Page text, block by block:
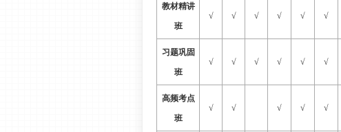
教材精讲
班
√ √ √ √ √ √
习题巩固
班
√ √ √ √ √ √
高频考点
班
√ √ √ √ √